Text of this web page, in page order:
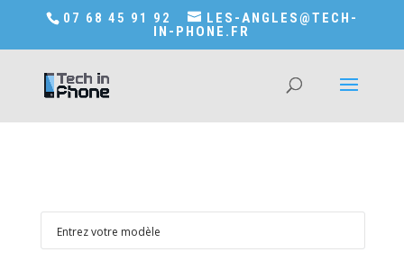
Accédez a Shop-in-tech-in-phone
07 68 45 91 92
LES-ANGLES@TECH-
IN-PHONE.FR